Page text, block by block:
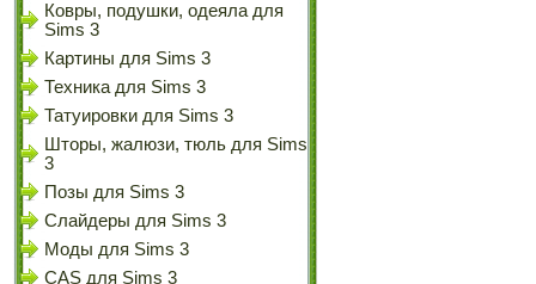
Ковры, подушки, одеяла для
Sims 3
Картины для Sims 3
Техника для Sims 3
Татуировки для Sims 3
Шторы, жалюзи, тюль для Sims
3
Позы для Sims 3
Слайдеры для Sims 3
Моды для Sims 3
CAS для Sims 3